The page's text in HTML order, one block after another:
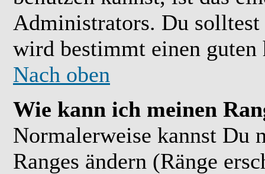
Administrators. Du
wird bestimmt einen guten
Nach oben
Wie kann ich meinen
Normalerweise kannst Du
Ranges ändern (Ränge